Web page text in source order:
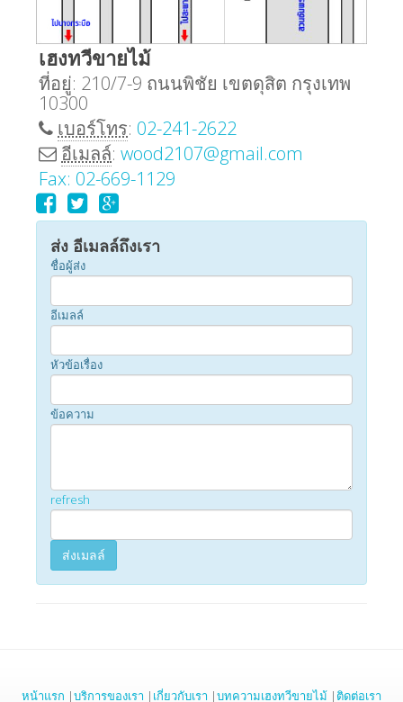
เฮงทวีขายไม้
ที่อยู่: 210/7-9 ถนนพิชัย เขตดุสิต กรุงเทพ
10300
เบอร์โทร: 02-241-2622
อีเมลล์: wood2107@gmail.com
Fax: 02-669-1129
ส่ง อีเมลล์ถึงเรา
ชื่อผู้ส่ง
อีเมลล์
หัวข้อเรื่อง
ข้อความ
refresh
หน้าแรก |บริการของเรา | เกี่ยวกับเรา |บทความเฮงทวีขายไม้ | ติดต่อเรา